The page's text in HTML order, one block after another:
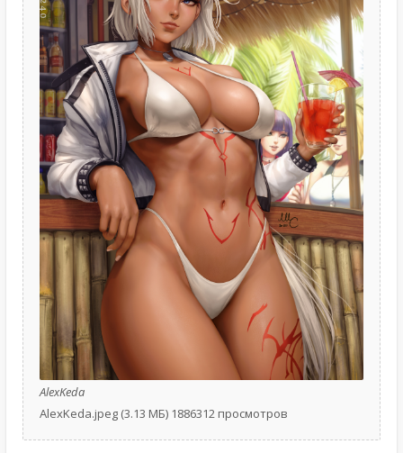
AlexKeda
AlexKeda.jpeg (3.13 МБ) 1886312 просмотров